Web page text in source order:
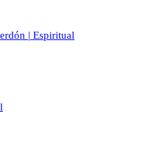
| Espiritual